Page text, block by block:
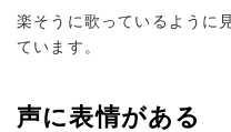
楽そうに歌っているように
ています。
声に表情がある